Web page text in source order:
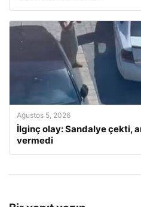
Ağustos 5, 2026
İlginç olay: Sandalye çekti,
vermedi